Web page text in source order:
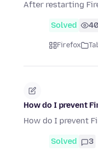
After restarting
Solved
Firefox
How do I prevent
How do I prevent
Solved 3